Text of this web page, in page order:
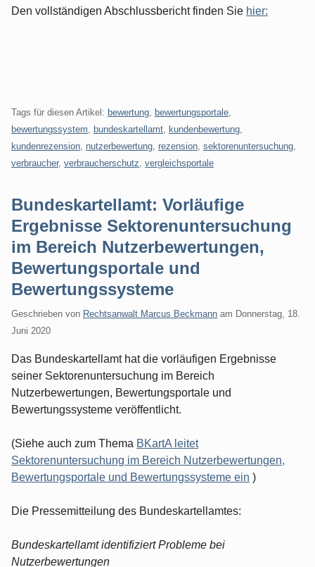
Den vollständigen Abschlussbericht finden Sie hier:
Tags für diesen Artikel: bewertung bewertungsportale
bewertungssystem
bundeskartellamt kundenbewertung
kundenrezension nutzerbewertung rezension sektorenuntersuchung
verbraucher, verbraucherschutz vergleichsportale
Bundeskartellamt: Vorläufige
Ergebnisse Sektorenuntersuchung
im Bereich Nutzerbewertungen,
Bewertungsportale und
Bewertungssysteme
Geschrieben von Rechtsanwalt Marcus Beckmann am Donnerstag, 18.
Juni 2020
Das Bundeskartellamt hat die vorläufigen Ergebnisse
seiner Sektorenuntersuchung im Bereich
Nutzerbewertungen, Bewertungsportale und
Bewertungssysteme veröffentlicht.
(Siehe auch zum Thema BKartA leitet
Sektorenuntersuchung im Bereich Nutzerbewertungen,
Bewertungsportale und Bewertungssysteme ein )
Die Pressemitteilung des Bundeskartellamtes:
Bundeskartellamt identifiziert Probleme bei
Nutzerbewertungen